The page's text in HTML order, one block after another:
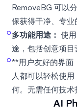
RemoveBG 可以
保获得干净、专业
多功能用途： 使
途，包括创意项目
**用户友好的界面
人都可以轻松使
何。无需任何技术
AI